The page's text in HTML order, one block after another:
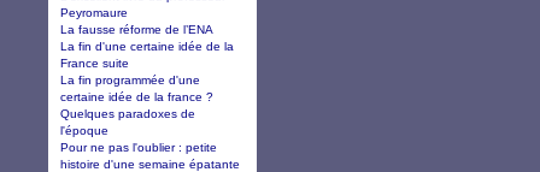
Peyromaure
La fausse réforme de l’ENA
La fin d'une certaine idée de la
France suite
La fin programmée d'une
certaine idée de la france ?
Quelques paradoxes de
l'époque
Pour ne pas l'oublier : petite
histoire d'une semaine épatante